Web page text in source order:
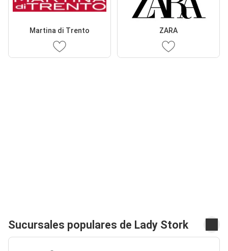
Martina di Trento ZARA
Sucursales populares de Lady Stork